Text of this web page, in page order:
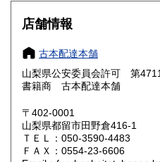
大阪府
奈良県
鳥取県 800円
岡山県
山口県 800円
店舗情報
古本配達本舗
山梨県公安委員会許可 第
書籍商 古本配達本舗
〒402-0001
山梨県都留市田野倉416-1
ＴＥＬ：050-3590-4483
ＦＡＸ：0554-23-6606